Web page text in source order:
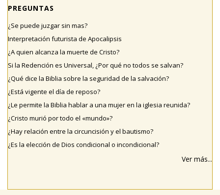
PREGUNTAS
¿Se puede juzgar sin mas?
Interpretación futurista de Apocalipsis
¿A quien alcanza la muerte de Cristo?
Si la Redención es Universal, ¿Por qué no todos se salvan?
¿Qué dice la Biblia sobre la seguridad de la salvación?
¿Está vigente el día de reposo?
¿Le permite la Biblia hablar a una mujer en la iglesia reunida?
¿Cristo murió por todo el «mundo»?
¿Hay relación entre la circuncisión y el bautismo?
¿Es la elección de Dios condicional o incondicional?
Ver más...